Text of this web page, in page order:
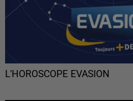
L'HOROSCOPE EVASION